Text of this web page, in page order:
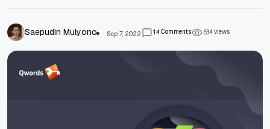
Saepudin Mulyono Sep 7, 2022 14Comments 534views